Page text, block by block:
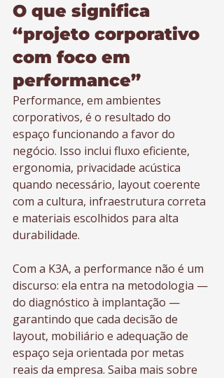
O que significa
“projeto corporativo
com foco em
performance”
Performance, em ambientes
corporativos, é o resultado do
espaço funcionando a favor do
negócio. Isso inclui fluxo eficiente,
ergonomia, privacidade acústica
quando necessário, layout coerente
com a cultura, infraestrutura correta
e materiais escolhidos para alta
durabilidade.
Com a K3A, a performance não é um
discurso: ela entra na metodologia —
do diagnóstico à implantação —
garantindo que cada decisão de
layout, mobiliário e adequação de
espaço seja orientada por metas
reais da empresa. Saiba mais sobre